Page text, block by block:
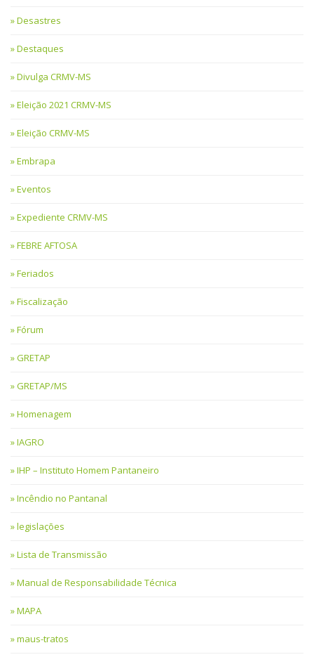
Desastres
Destaques
Divulga CRMV-MS
Eleição 2021 CRMV-MS
Eleição CRMV-MS
Embrapa
Eventos
Expediente CRMV-MS
FEBRE AFTOSA
Feriados
Fiscalização
Fórum
GRETAP
GRETAP/MS
Homenagem
IAGRO
IHP – Instituto Homem Pantaneiro
Incêndio no Pantanal
legislações
Lista de Transmissão
Manual de Responsabilidade Técnica
MAPA
maus-tratos